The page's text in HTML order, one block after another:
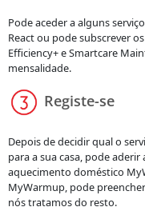
Pode aceder a alguns
React ou pode subscrever
Efficiency+ e Smartcare
mensalidade.
Registe-se
Depois de decidir qual o
para a sua casa, pode
aquecimento doméstico
MyWarmup, pode
nós tratamos do resto.